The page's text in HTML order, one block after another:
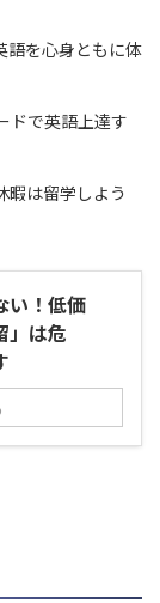
語を心身ともに体
ドで英語上達す
暇は留学しよう
い！低価
」は危